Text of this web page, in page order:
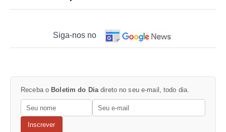
Siga-nos no
Receba o Boletim do Dia direto no seu e-mail, todo dia.
Inscrever